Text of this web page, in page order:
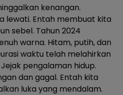
kenangan.
lewati. Entah membuat kita
sebel. Tahun 2024
warna. Hitam, putih, dan
waktu telah melahirkan
pengalaman hidup.
dan gagal. Entah kita
luka yang mendalam.